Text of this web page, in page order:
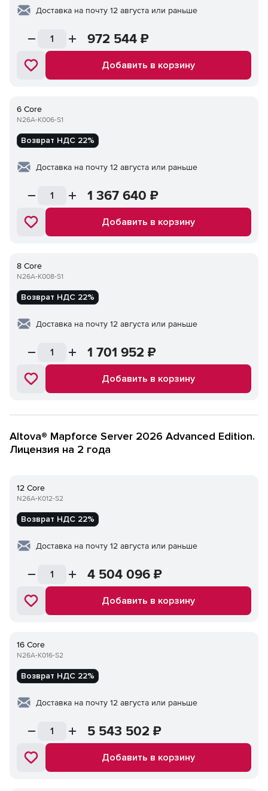
Доставка на почту 12 августа или раньше
972 544 ₽
Добавить в корзину
6 Core
N26A-K006-S1
Возврат НДС 22%
Доставка на почту 12 августа или раньше
1 367 640 ₽
Добавить в корзину
8 Core
N26A-K008-S1
Возврат НДС 22%
Доставка на почту 12 августа или раньше
1 701 952 ₽
Добавить в корзину
Altova® Mapforce Server 2026 Advanced Edition.
Лицензия на 2 года
12 Core
N26A-K012-S2
Возврат НДС 22%
Доставка на почту 12 августа или раньше
4 504 096 ₽
Добавить в корзину
16 Core
N26A-K016-S2
Возврат НДС 22%
Доставка на почту 12 августа или раньше
5 543 502 ₽
Добавить в корзину